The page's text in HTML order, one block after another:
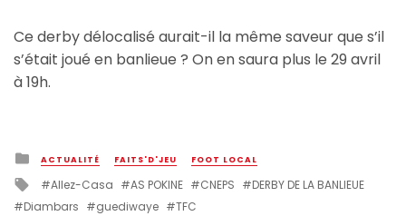
Ce derby délocalisé aurait-il la même saveur que s’il
s’était joué en banlieue ? On en saura plus le 29 avril
à 19h.
Posted
in
ACTUALITÉ FAITS'D'JEU FOOT LOCAL
Tagged
with
Allez-Casa AS POKINE CNEPS
DERBY DE LA BANLIEUE
Diambars
guediwaye TFC